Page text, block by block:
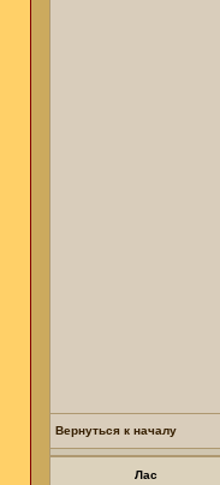
Вернуться к началу
Лас